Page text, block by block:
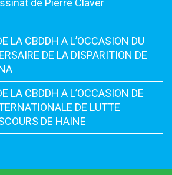
de Pierre Claver
LA CBDDH A L’OCCASION DU
DE LA DISPARITION DE
LA CBDDH A L’OCCASION DE
DE LUTTE
DE HAINE